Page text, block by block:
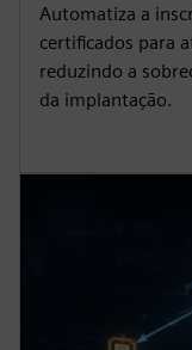
Automatiza a
certificados para
reduzindo a
da implantação.